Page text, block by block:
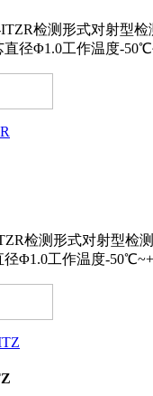
检测形式对射型检
直径Φ1.0工作温度-
检测形式对射型检
径Φ1.0工作温度-